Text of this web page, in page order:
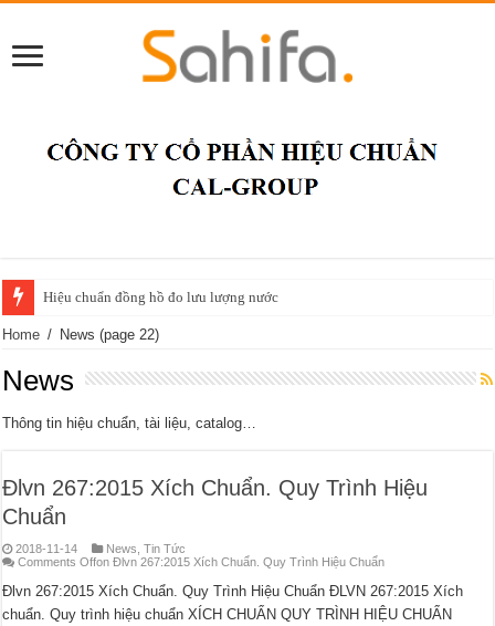
Hiệu chuẩn đồng hồ đo lưu lượng nước
Home / News (page 22)
News
Thông tin hiệu chuẩn, tài liệu, catalog…
Đlvn 267:2015 Xích Chuẩn. Quy Trình Hiệu
Chuẩn
2018-11-14 News ,Tin Tức
Comments Offon Đlvn 267:2015 Xích Chuẩn. Quy Trình Hiệu Chuẩn
Đlvn 267:2015 Xích Chuẩn. Quy Trình Hiệu Chuẩn ĐLVN 267:2015 Xích
chuẩn. Quy trình hiệu chuẩn XÍCH CHUẨN QUY TRÌNH HIỆU CHUẨN